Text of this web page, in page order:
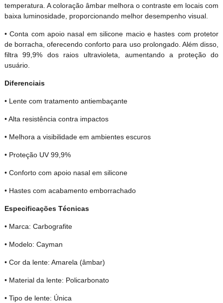
temperatura. A coloração âmbar melhora o contraste em locais com
baixa luminosidade, proporcionando melhor desempenho visual.
• Conta com apoio nasal em silicone macio e hastes com protetor
de borracha, oferecendo conforto para uso prolongado. Além disso,
filtra 99,9% dos raios ultravioleta, aumentando a proteção do
usuário.
Diferenciais
• Lente com tratamento antiembaçante
• Alta resistência contra impactos
• Melhora a visibilidade em ambientes escuros
• Proteção UV 99,9%
• Conforto com apoio nasal em silicone
• Hastes com acabamento emborrachado
Especificações Técnicas
• Marca: Carbografite
• Modelo: Cayman
• Cor da lente: Amarela (âmbar)
• Material da lente: Policarbonato
• Tipo de lente: Única